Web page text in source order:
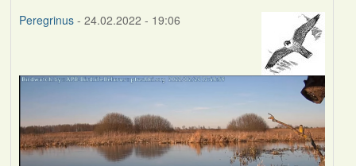
Peregrinus- 24.02.2022 - 19:06